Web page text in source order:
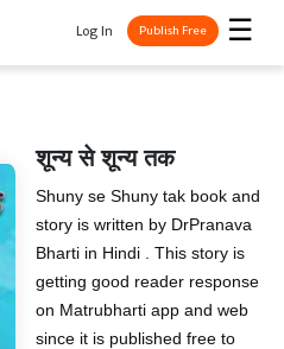
☰
Log In Publish Free
शून्य से शून्य तक
Shuny se Shuny tak book and
story is written by DrPranava
Bharti in Hindi . This story is
getting good reader response
on Matrubharti app and web
since it is published free to